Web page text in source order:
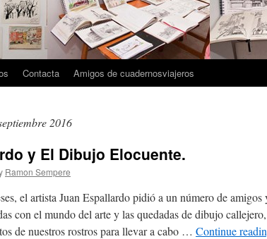
Contacta Amigos de cuadernosviajeros
2016
y El Dibujo Elocuente.
Ramon Sempere
el artista Juan Espallardo pidió a un número de amigos
con el mundo del arte y las quedadas de dibujo
de nuestros rostros para llevar a cabo … Continue